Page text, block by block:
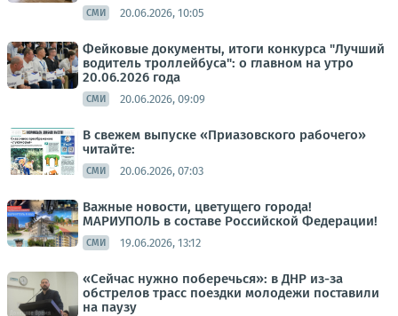
СМИ 20.06.2026, 10:05
Фейковые документы, итоги конкурса "Лучший
водитель троллейбуса": о главном на утро
20.06.2026 года
СМИ 20.06.2026, 09:09
В свежем выпуске «Приазовского рабочего»
читайте:
СМИ 20.06.2026, 07:03
Важные новости, цветущего города!
МАРИУПОЛЬ в составе Российской Федерации!
СМИ 19.06.2026, 13:12
«Сейчас нужно поберечься»: в ДНР из-за
обстрелов трасс поездки молодежи поставили
на паузу